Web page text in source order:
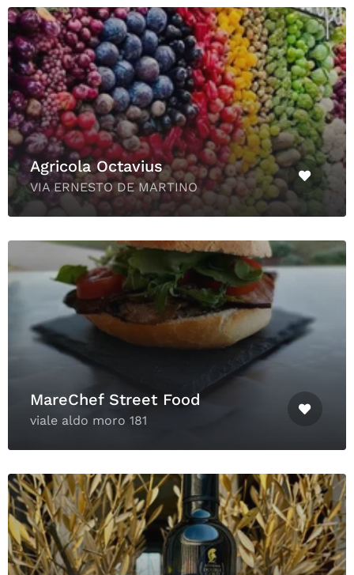
Agricola Octavius
VIA ERNESTO DE MARTINO
MareChef Street Food
viale aldo moro 181